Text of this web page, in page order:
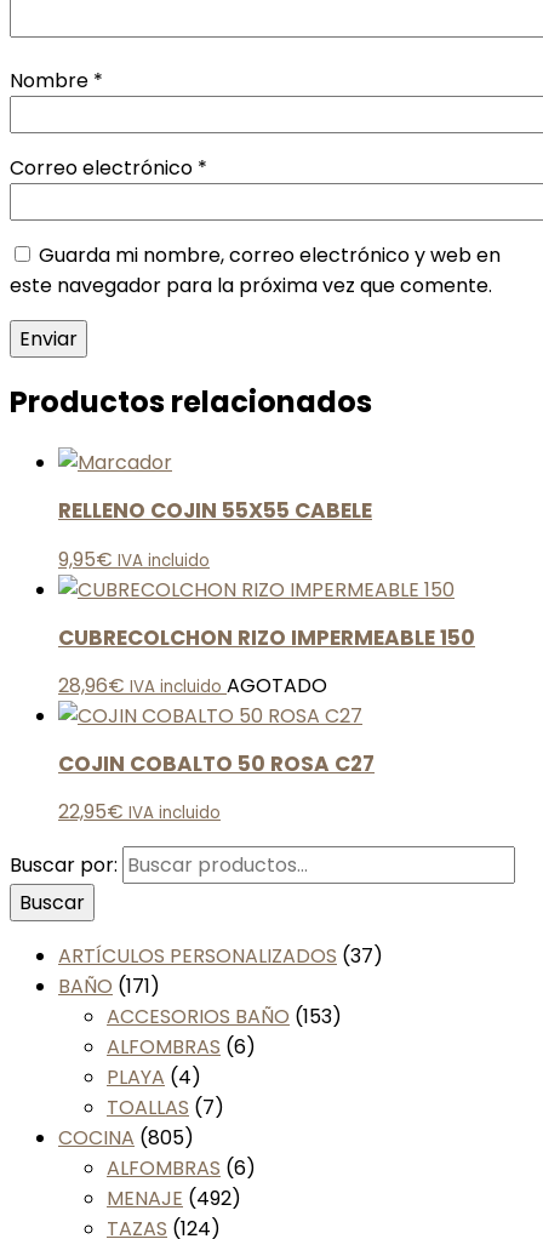
Nombre *
Correo electrónico *
Guarda mi nombre, correo electrónico y web en
este navegador para la próxima vez que comente.
Productos relacionados
RELLENO COJIN 55X55 CABELE
9,95€ IVA incluido
CUBRECOLCHON RIZO IMPERMEABLE 150
28,96€ IVA incluido AGOTADO
COJIN COBALTO 50 ROSA C27
22,95€ IVA incluido
Buscar por:
Buscar
ARTÍCULOS PERSONALIZADOS (37)
BAÑO (171)
ACCESORIOS BAÑO (153)
ALFOMBRAS (6)
PLAYA (4)
TOALLAS (7)
COCINA (805)
ALFOMBRAS (6)
MENAJE (492)
TAZAS (124)